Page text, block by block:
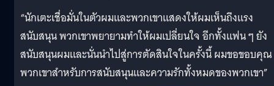
“นักเตะเชื่อมั่นในตัวผมและพวกเขาแสดงให้ผมเห็นถึงแรง
สนับสนุน พวกเขาพยายามทำให้ผมเปลี่ยนใจ อีกทั้งแฟน ๆ ยัง
สนับสนุนผมและนั่นนำไปสู่การตัดสินใจในครั้งนี้ ผมขอขอบคุณ
พวกเขาสำหรับการสนับสนุนและความรักทั้งหมดของพวกเขา”